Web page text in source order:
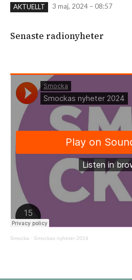
AKTUELLT 3 maj, 2024 – 08:57
Senaste radionyheter
Smocka · Smockas nyheter 2024